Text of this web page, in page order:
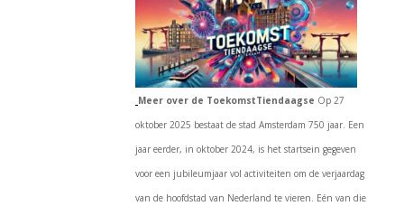
Meer over de ToekomstTiendaagse Op 27
oktober 2025 bestaat de stad Amsterdam 750 jaar. Een
jaar eerder, in oktober 2024, is het startsein gegeven
voor een jubileumjaar vol activiteiten om de verjaardag
van de hoofdstad van Nederland te vieren. Eén van die